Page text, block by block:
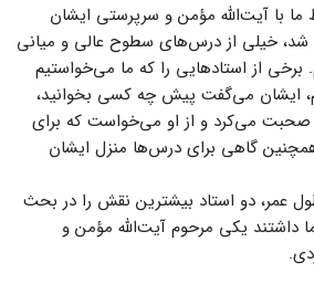
ما با آیت‌الله مؤمن و سرپرستی ایشان
شد، خیلی از درس‌های سطوح عالی و میانی
از استادهایی را که ما می‌خواستیم
ایشان می‌گفت پیش چه کسی بخوانید،
می‌کرد و از او می‌خواست که برای
گاهی برای درس‌ها منزل ایشان
عمر، دو استاد بیشترین نقش را در بحث
داشتند یکی مرحوم آیت‌الله مؤمن و